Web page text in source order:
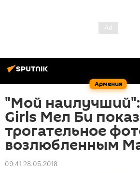
Армения
"Мой
Girls Мел Би
трогательное
возлюбленным
09:41 28.05.2018